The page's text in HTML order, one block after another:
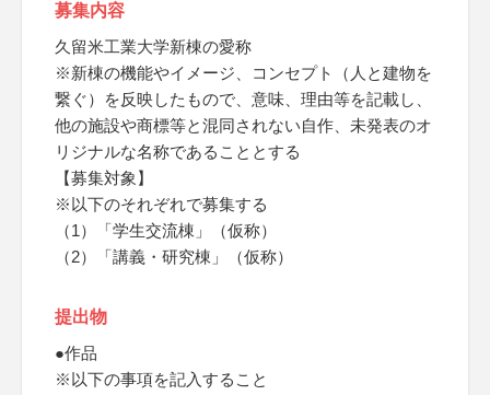
募集内容
久留米工業大学新棟の愛称
※新棟の機能やイメージ、コンセプト（人と建物を
繋ぐ）を反映したもので、意味、理由等を記載し、
他の施設や商標等と混同されない自作、未発表のオ
リジナルな名称であることとする
【募集対象】
※以下のそれぞれで募集する
（1）「学生交流棟」（仮称）
（2）「講義・研究棟」（仮称）
提出物
●作品
※以下の事項を記入すること